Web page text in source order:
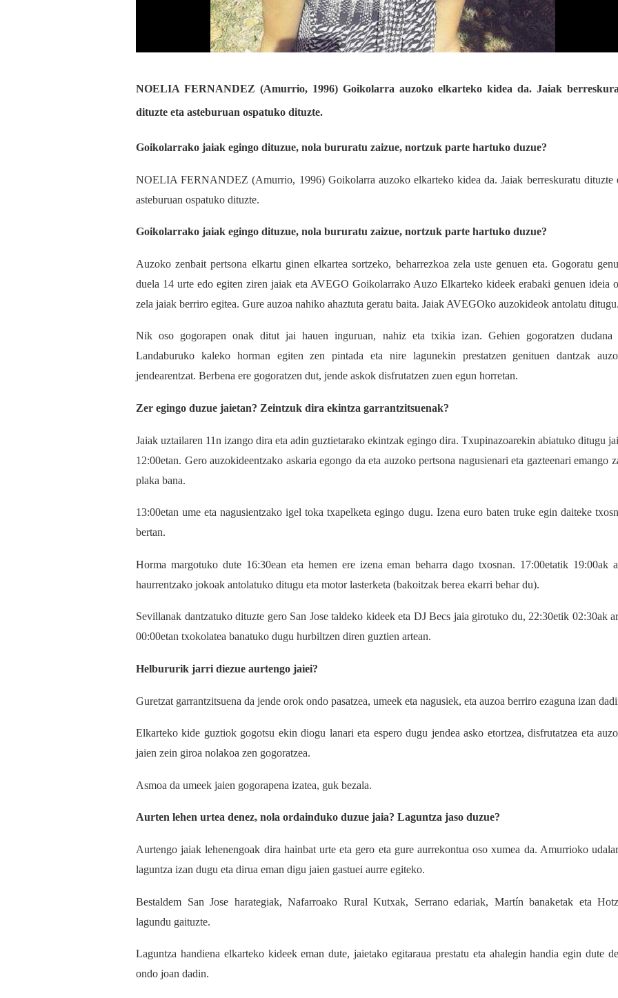
NOELIA FERNANDEZ (Amurrio, 1996) Goikolarra auzoko elkarteko kidea da. Jaiak
dituzte eta asteburuan ospatuko dituzte.
Goikolarrako jaiak egingo dituzue, nola bururatu zaizue, nortzuk parte hartuko duzue?
NOELIA FERNANDEZ (Amurrio, 1996) Goikolarra auzoko elkarteko kidea da. Jaiak berreskuratu dituzte
asteburuan ospatuko dituzte.
Goikolarrako jaiak egingo dituzue, nola bururatu zaizue, nortzuk parte hartuko duzue?
Auzoko zenbait pertsona elkartu ginen elkartea sortzeko, beharrezkoa zela uste genuen eta. Gogoratu
duela 14 urte edo egiten ziren jaiak eta AVEGO Goikolarrako Auzo Elkarteko kideek erabaki genuen ideia
zela jaiak berriro egitea. Gure auzoa nahiko ahaztuta geratu baita. Jaiak AVEGOko auzokideok antolatu
Nik oso gogorapen onak ditut jai hauen inguruan, nahiz eta txikia izan. Gehien gogoratzen dudana
Landaburuko kaleko horman egiten zen pintada eta nire lagunekin prestatzen genituen dantzak
jendearentzat. Berbena ere gogoratzen dut, jende askok disfrutatzen zuen egun horretan.
Zer egingo duzue jaietan? Zeintzuk dira ekintza garrantzitsuenak?
Jaiak uztailaren 11n izango dira eta adin guztietarako ekintzak egingo dira. Txupinazoarekin abiatuko ditugu
12:00etan. Gero auzokideentzako askaria egongo da eta auzoko pertsona nagusienari eta gazteenari emango
plaka bana.
13:00etan ume eta nagusientzako igel toka txapelketa egingo dugu. Izena euro baten truke egin daiteke
bertan.
Horma margotuko dute 16:30ean eta hemen ere izena eman beharra dago txosnan. 17:00etatik 19:00ak
haurrentzako jokoak antolatuko ditugu eta motor lasterketa (bakoitzak berea ekarri behar du).
Sevillanak dantzatuko dituzte gero San Jose taldeko kideek eta DJ Becs jaia girotuko du, 22:30etik 02:30ak
00:00etan txokolatea banatuko dugu hurbiltzen diren guztien artean.
Helbururik jarri diezue aurtengo jaiei?
Guretzat garrantzitsuena da jende orok ondo pasatzea, umeek eta nagusiek, eta auzoa berriro ezaguna izan
Elkarteko kide guztiok gogotsu ekin diogu lanari eta espero dugu jendea asko etortzea, disfrutatzea eta
jaien zein giroa nolakoa zen gogoratzea.
Asmoa da umeek jaien gogorapena izatea, guk bezala.
Aurten lehen urtea denez, nola ordainduko duzue jaia? Laguntza jaso duzue?
Aurtengo jaiak lehenengoak dira hainbat urte eta gero eta gure aurrekontua oso xumea da. Amurrioko
laguntza izan dugu eta dirua eman digu jaien gastuei aurre egiteko.
Bestaldem San Jose harategiak, Nafarroako Rural Kutxak, Serrano edariak, Martín banaketak eta
lagundu gaituzte.
Laguntza handiena elkarteko kideek eman dute, jaietako egitaraua prestatu eta ahalegin handia egin dute
ondo joan dadin.